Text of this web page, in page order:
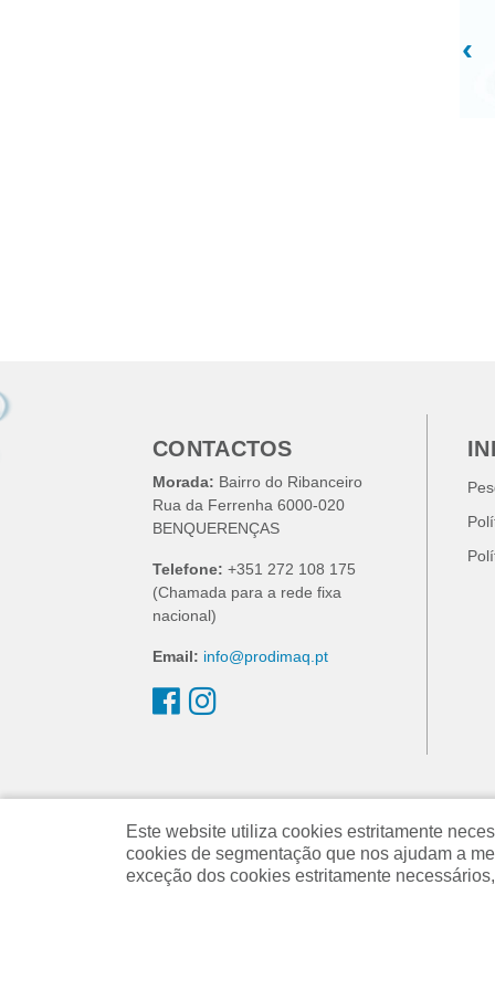
‹
CONTACTOS
Morada: Bairro do Ribanceiro
Rua da Ferrenha 6000-020
BENQUERENÇAS
Telefone: +351 272 108 175
(Chamada para a rede fixa
nacional)
Email: info@prodimaq.pt
Este website utiliza cookies estritamente
cookies de segmentação que nos ajudam a
exceção dos cookies estritamente